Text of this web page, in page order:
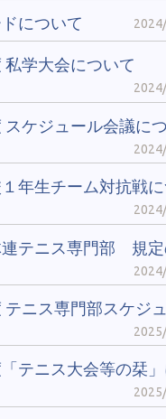
について
私学大会について
スケジュール会議に
年生チーム対抗戦
テニス専門部 規定
テニス専門部スケジ
テニス大会等の栞